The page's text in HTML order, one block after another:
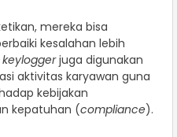
mereka bisa
kesalahan lebih
keyloggerjuga digunakan
aktivitas karyawan guna
kebijakan
kepatuhan (compliance).